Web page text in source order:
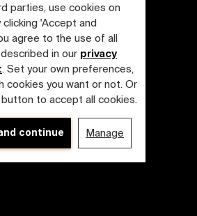
parties, use cookies on
'Accept and
agree to the use of all
in our privacy
. Set your own preferences,
cookies you want or not. Or
to accept all cookies.
continue Manage
Management School